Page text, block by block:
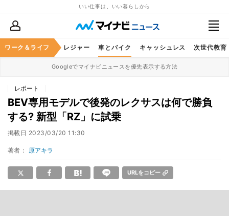
いい仕事は、いい暮らしから
ワーク＆ライフ
スケア グルメ レジャー 車とバイク キャッシュレス 次世代教育
Googleでマイナビニュースを優先表示する方法
レポート
BEV専用モデルで後発のレクサスは何で勝負
する? 新型「RZ」に試乗
掲載日 2023/03/20 11:30
著者： 原アキラ
URLをコピー